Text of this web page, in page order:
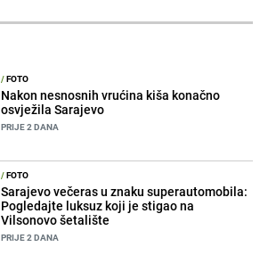
/FOTO
Nakon nesnosnih vrućina kiša konačno
osvježila Sarajevo
PRIJE 2 DANA
/FOTO
Sarajevo večeras u znaku superautomobila:
Pogledajte luksuz koji je stigao na
Vilsonovo šetalište
PRIJE 2 DANA